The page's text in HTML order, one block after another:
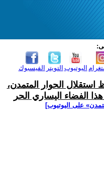
الفيسبوك التويتر اليوتيوب
استقلال الحوار المتمدن،
الفضاء اليساري الحر
على اليوتيوب]